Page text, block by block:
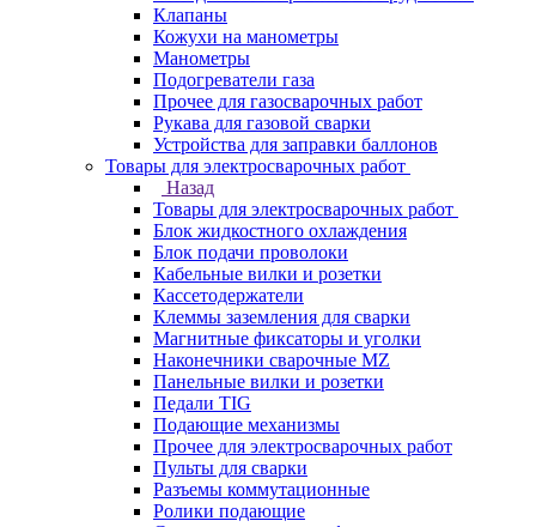
Клапаны
Кожухи на манометры
Манометры
Подогреватели газа
Прочее для газосварочных работ
Рукава для газовой сварки
Устройства для заправки баллонов
Товары для электросварочных работ
Назад
Товары для электросварочных работ
Блок жидкостного охлаждения
Блок подачи проволоки
Кабельные вилки и розетки
Кассетодержатели
Клеммы заземления для сварки
Магнитные фиксаторы и уголки
Наконечники сварочные MZ
Панельные вилки и розетки
Педали TIG
Подающие механизмы
Прочее для электросварочных работ
Пульты для сварки
Разъемы коммутационные
Ролики подающие